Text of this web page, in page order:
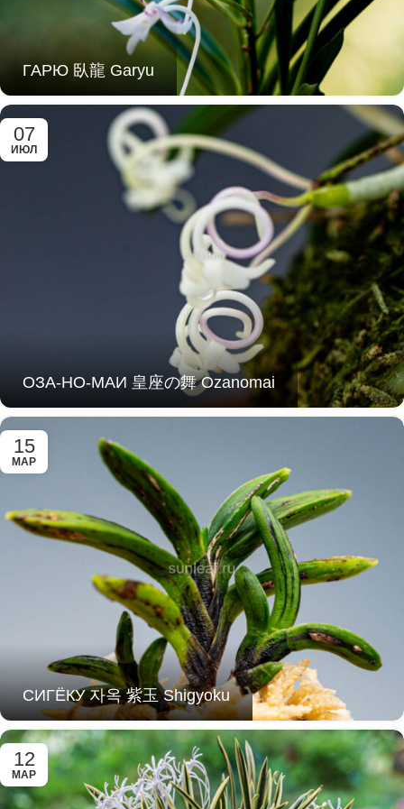
ГАРЮ 臥龍 Garyu
07
ИЮЛ
ОЗА-НО-МАИ 皇座の舞 Ozanomai
15
МАР
СИГЁКУ 자옥 紫玉 Shigyoku
12
МАР